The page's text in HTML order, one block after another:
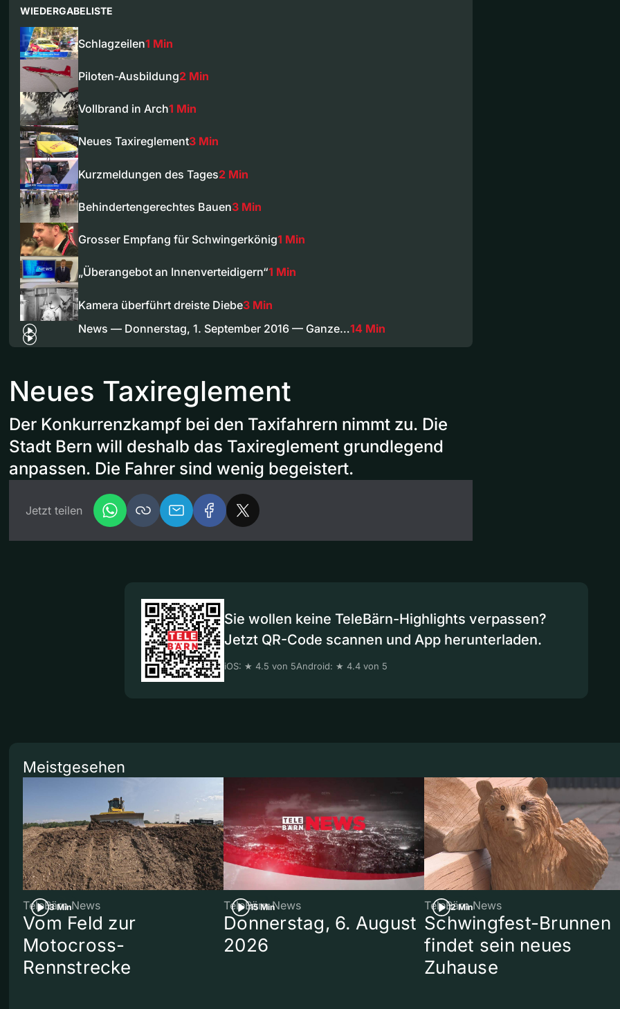
WIEDERGABELISTE
Schlagzeilen1 Min
Piloten-Ausbildung2 Min
Vollbrand in Arch1 Min
Neues Taxireglement3 Min
Kurzmeldungen des Tages2 Min
Behindertengerechtes Bauen3 Min
Grosser Empfang für Schwingerkönig1 Min
„Überangebot an Innenverteidigern“1 Min
Kamera überführt dreiste Diebe3 Min
News — Donnerstag, 1. September 2016 — Ganze…14 Min
Neues Taxireglement
Der Konkurrenzkampf bei den Taxifahrern nimmt zu. Die
Stadt Bern will deshalb das Taxireglement grundlegend
anpassen. Die Fahrer sind wenig begeistert.
Jetzt teilen
Sie wollen keine TeleBärn-Highlights verpassen?
Jetzt QR-Code scannen und App herunterladen.
iOS: ★ 4.5 von 5Android: ★ 4.4 von 5
Meistgesehen
3 Min
TeleBärn News
Vom Feld zur
Motocross-
Rennstrecke
15 Min
TeleBärn News
Donnerstag, 6. August
2026
2 Min
TeleBärn News
Schwingfest-Brunnen
findet sein neues
Zuhause